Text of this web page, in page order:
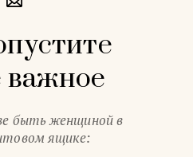
важное
быть женщиной в
ящике: